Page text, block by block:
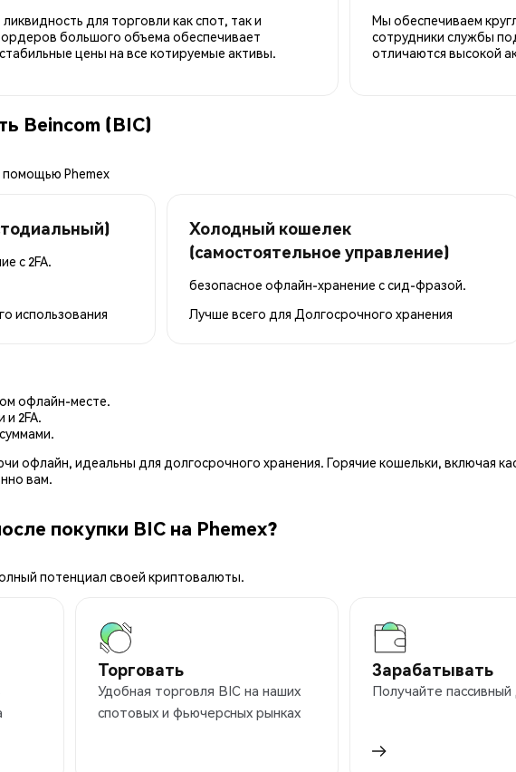
для торговли как спот, так и
большого объема обеспечивает
цены на все котируемые активы.
Мы обеспечиваем
сотрудники службы
отличаются высокой
Beincom (BIC)
помощью Phemex
с 2FA.
использования
Холодный кошелек
(самостоятельное управление)
безопасное офлайн-хранение с сид-фразой.
Лучше всего для Долгосрочного хранения
офлайн-месте.
и 2FA.
офлайн, идеальны для долгосрочного хранения. Горячие кошельки, включая
вам.
покупки BIC на Phemex?
потенциал своей криптовалюты.
Торговать
Удобная торговля BIC на наших
спотовых и фьючерсных рынках
Зарабатывать
Получайте